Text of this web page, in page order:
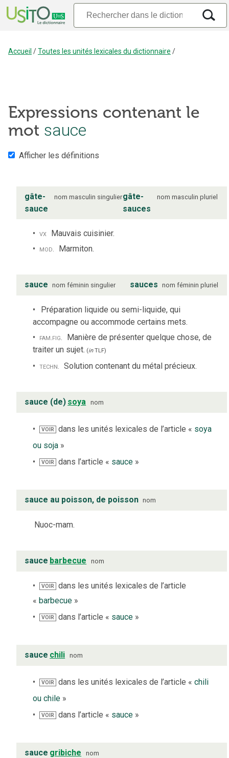
Accueil /Toutes les unités lexicales du dictionnaire /
Expressions contenant le
mot sauce
Afficher les définitions
gâte-
sauce
nom masculin singuliergâte-
sauces
nom masculin pluriel
vx Mauvais cuisinier.
mod. Marmiton.
sauce nom féminin singulier sauces nom féminin pluriel
Préparation liquide ou semi-liquide, qui
accompagne ou accommode certains mets.
fam.fig. Manière de présenter quelque chose, de
traiter un sujet. (inTLF)
techn. Solution contenant du métal précieux.
sauce (de) soya nom
VOIR dans les unités lexicales de l’article « soya
ou soja »
VOIR dans l’article « sauce »
sauce au poisson, de poisson nom
Nuoc-mam.
sauce barbecue nom
VOIR
dans les unités lexicales de l’article
« barbecue »
VOIR dans l’article « sauce »
sauce chili nom
VOIR dans les unités lexicales de l’article «chili
ou chile »
VOIR dans l’article « sauce »
sauce gribiche nom